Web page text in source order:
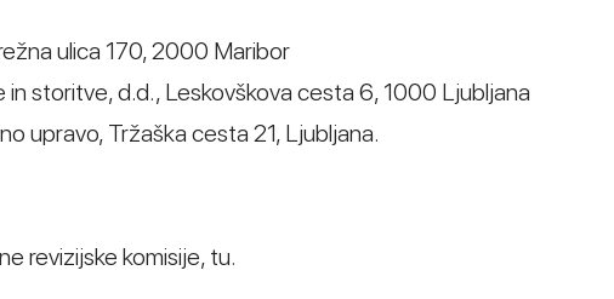
ulica 170, 2000 Maribor
in storitve, d.d., Leskovškova cesta 6, 1000 Ljubljana
upravo, Tržaška cesta 21, Ljubljana.
revizijske komisije, tu.